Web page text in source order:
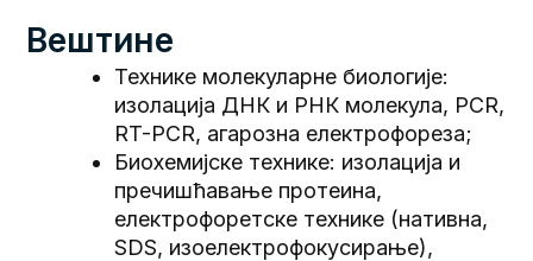
Вештине
Технике молекуларне биологије:
изолација ДНК и РНК молекула, PCR,
RT-PCR, агарозна електрофореза;
Биохемијске технике: изолација и
пречишћавање протеина,
електрофоретске технике (нативна,
SDS, изоелектрофокусирање),